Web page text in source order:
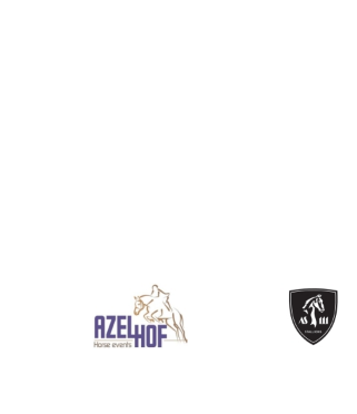
Afbeelding Afbeelding